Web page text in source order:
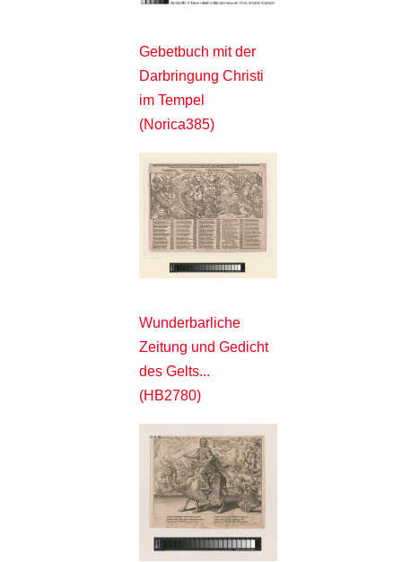
Gebetbuch mit der
Darbringung Christi
im Tempel
(Norica385)
Wunderbarliche
Zeitung und Gedicht
des Gelts...
(HB2780)